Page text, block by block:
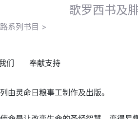
歌罗西书及
系列书目 >
们 奉献支持
由灵命日粮事工制作及出版。